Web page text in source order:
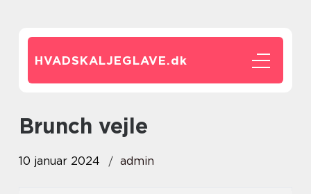
HVADSKALJEGLAVE.dk
brunch vejle
10 januar 2024 admin